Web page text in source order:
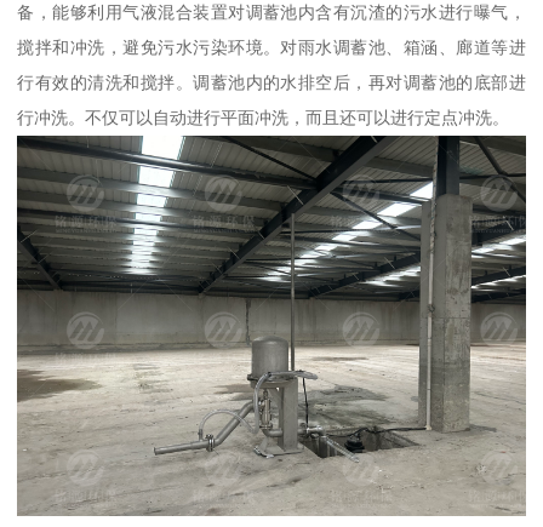
备，能够利用气液混合装置对调蓄池内含有沉渣的污水进行曝气，
搅拌和冲洗，避免污水污染环境。对雨水调蓄池、箱涵、廊道等进
行有效的清洗和搅拌。调蓄池内的水排空后，再对调蓄池的底部进
行冲洗。不仅可以自动进行平面冲洗，而且还可以进行定点冲洗。